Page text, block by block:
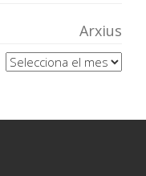
Arxius
Arxius